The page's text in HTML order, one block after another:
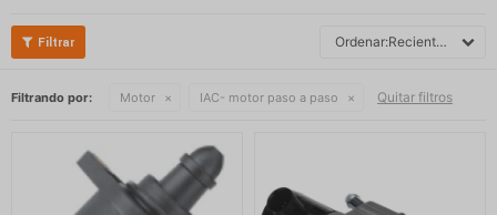
Recientes
Filtrando por: Motor IAC- motor paso a paso Quitar filtros